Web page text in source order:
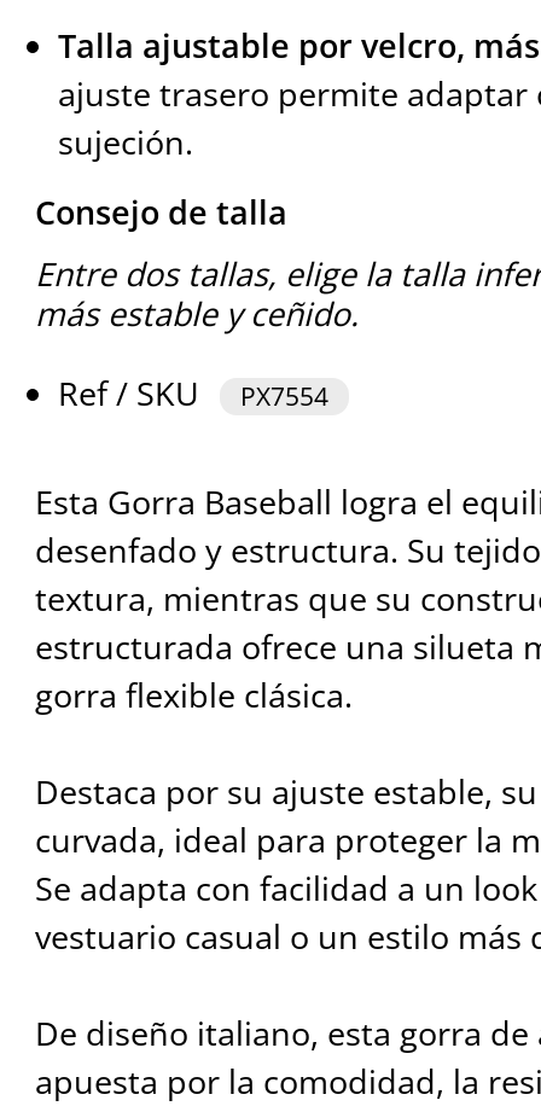
Talla ajustable por velcro,
ajuste trasero permite adaptar
sujeción.
Consejo de talla
Entre dos tallas, elige la talla
más estable y ceñido.
Ref / SKU
PX7554
Esta Gorra Baseball logra el
desenfado y estructura. Su
textura, mientras que su
estructurada ofrece una silueta
gorra flexible clásica.
Destaca por su ajuste estable,
curvada, ideal para proteger la
Se adapta con facilidad a un
vestuario casual o un estilo más
De diseño italiano, esta gorra
apuesta por la comodidad, la